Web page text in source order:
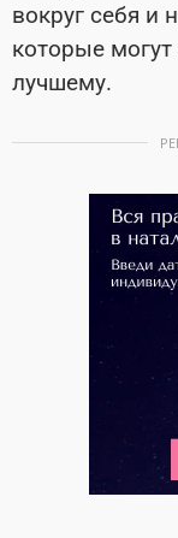
вокруг себя и
которые
лучшему.